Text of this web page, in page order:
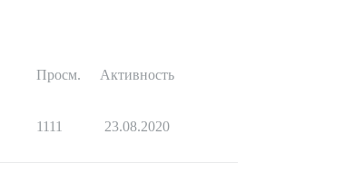
Просм. Активность
1111 23.08.2020